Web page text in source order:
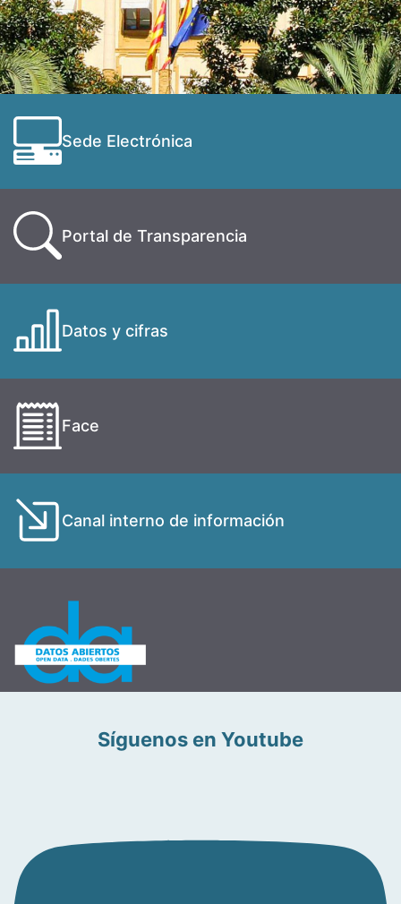
Sede Electrónica
Portal de Transparencia
Datos y cifras
Face
Canal interno de información
Síguenos en Youtube